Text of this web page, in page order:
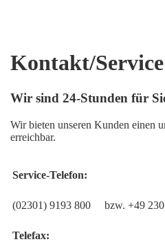
Kontakt/Service
Wir sind 24-Stunden für
Wir bieten unseren Kunden einen
erreichbar.
Service-Telefon:
(02301) 9193 800 bzw. +49
Telefax: